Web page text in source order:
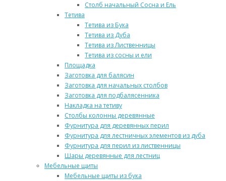
Столб начальный Сосна и Ель
Тетива
Тетива из Бука
Тетива из Дуба
Тетива из Лиственницы
Тетива из сосны и ели
Площадка
Заготовка для балясин
Заготовка для начальных столбов
Заготовка для подбалясенника
Накладка на тетиву
Столбы колонны деревянные
Фурнитура для деревянных перил
Фурнитура для лестничных элементов из дуба
Фурнитура для перил из лиственницы
Шары деревянные для лестниц
Мебельные щиты
Мебельные щиты из бука